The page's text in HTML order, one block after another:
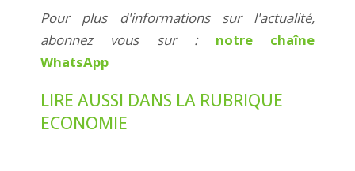
Pour plus d'informations sur l'actualité,
abonnez vous sur : notre chaîne
WhatsApp
LIRE AUSSI DANS LA RUBRIQUE
ECONOMIE